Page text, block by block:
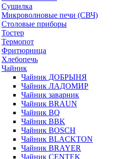
Сушилка
Микроволновые печи (СВЧ)
Столовые приборы
Тостер
Термопот
Фритюрница
Хлебопечь
Чайник
Чайник ДОБРЫНЯ
Чайник ЛАДОМИР
Чайник заварник
Чайник BRAUN
Чайник BQ
Чайник BBK
Чайник BOSCH
Чайник BLACKTON
Чайник BRAYER
Чайник CENTEK